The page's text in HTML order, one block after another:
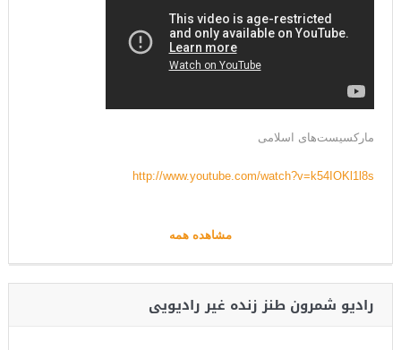
مارکسیست‌های اسلامی
http://www.youtube.com/watch?v=k54IOKl1l8s
مشاهده همه
رادیو شمرون طنز زنده غیر رادیویی